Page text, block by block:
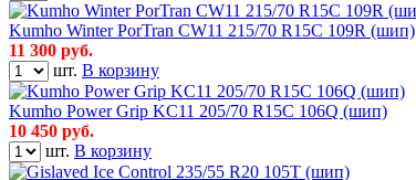
Kumho Winter PorTran CW11 215/70 R15C 109R (шип)
11 300 руб.
шт. В корзину
Kumho Power Grip KC11 205/70 R15C 106Q (шип)
10 450 руб.
шт. В корзину